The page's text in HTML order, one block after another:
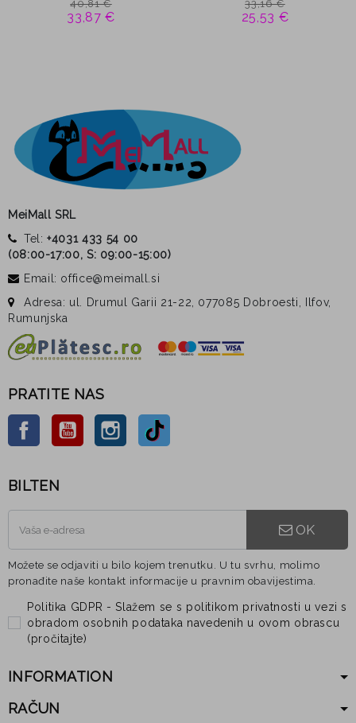
33,87 €
40,81 €
25,53 €
33,16 €
MeiMall SRL
Tel:+4031 433 54 00
(08:00-17:00, S: 09:00-15:00)
Email: office@meimall.si
Adresa: ul. Drumul Garii 21-22, 077085 Dobroesti, Ilfov,
Rumunjska
PRATITE NAS
FacebookYouTube Instagram
BILTEN
OK
Možete se odjaviti u bilo kojem trenutku. U tu svrhu, molimo
pronađite naše kontakt informacije u pravnim obavijestima.
Politika GDPR - Slažem se s politikom privatnosti u vezi s
obradom osobnih podataka navedenih u ovom obrascu
(pročitajte)
INFORMATION
RAČUN